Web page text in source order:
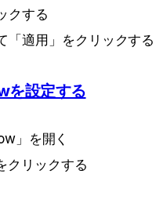
クする
「適用」をクリックする
を設定する
」を開く
クリックする